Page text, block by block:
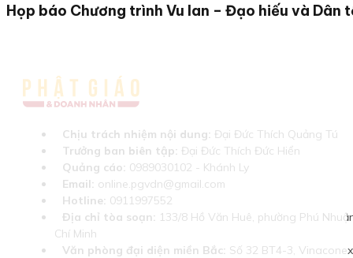
Họp báo Chương trình Vu lan – Đạo hiếu và Dân
Chịu trách nhiệm nội dung: Đại Đức Thích Quảng Tú
Trưởng ban biên tập: Đại Đức Thích Đức Hiển
Quảng cáo: 0989030102 - Khánh Ly
Email: online.pgvdn@gmail.com
Hotline: 0911997552
Địa chỉ tòa soạn: 133/8 Hồ Văn Huê, phường Phú
Chí Minh
Văn phòng đại diện miền Bắc: Số 32 BT4-3,